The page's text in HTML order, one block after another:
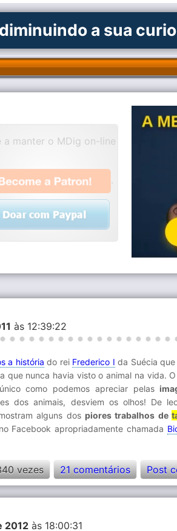
a sua
a manter o MDig on-line
.
às 12:39:22
a história do rei Frederico I da Suécia
que nunca havia visto o animal na vida.
como podemos apreciar pelas
dos animais, desviem os olhos! De
alguns dospiores trabalhos de
Facebook apropriadamente chamada
Post
21 comentários
vezes
2012 às 18:00:31